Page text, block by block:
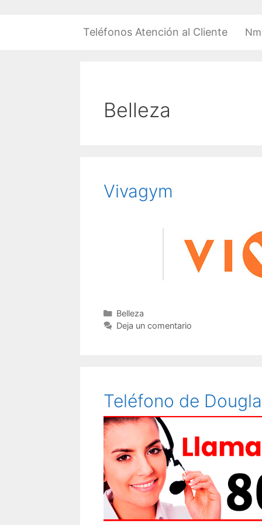
Teléfonos Atención al Cliente
Belleza
Vivagym
Categorías
Belleza
Deja un comentario
Teléfono de